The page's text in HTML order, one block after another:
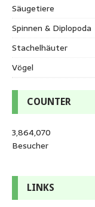
Säugetiere
Spinnen & Diplopoda
Stachelhäuter
Vögel
COUNTER
3,864,070
Besucher
LINKS